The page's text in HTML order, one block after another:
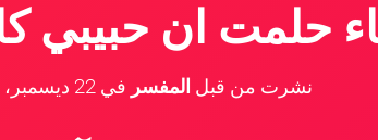
حلمت ان حبيبي
نشرت من قبل المفسر في 22 ديسمبر، 2023